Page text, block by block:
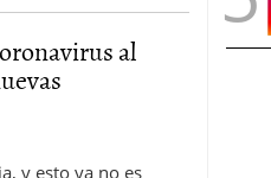
al
y esto ya no es